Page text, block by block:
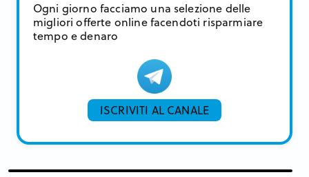
Ogni giorno facciamo una selezione delle
migliori offerte online facendoti risparmiare
tempo e denaro
ISCRIVITI AL CANALE